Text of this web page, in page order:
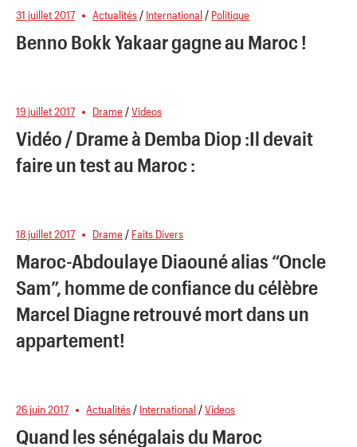
31 juillet 2017 Actualités / International / Politique
Benno Bokk Yakaar gagne au Maroc !
19 juillet 2017 Drame /Videos
Vidéo / Drame à Demba Diop :Il devait
faire un test au Maroc :
18 juillet 2017 Drame / Faits Divers
Maroc-Abdoulaye Diaouné alias “Oncle
Sam”, homme de confiance du célèbre
Marcel Diagne retrouvé mort dans un
appartement!
26 juin 2017 Actualités / International /Videos
Quand les sénégalais du Maroc